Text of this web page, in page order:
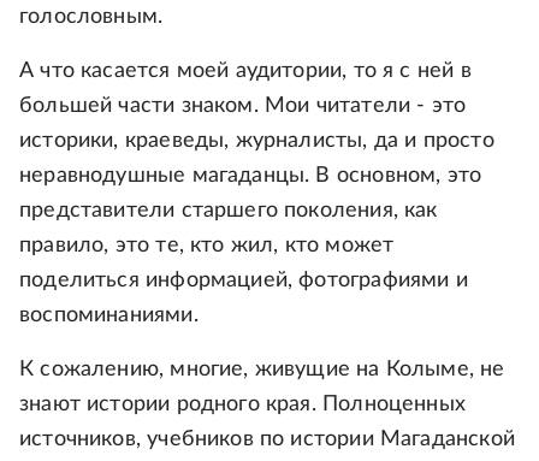
голословным.
А что касается моей аудитории, то я с ней в
большей части знаком. Мои читатели - это
историки, краеведы, журналисты, да и просто
неравнодушные магаданцы. В основном, это
представители старшего поколения, как
правило, это те, кто жил, кто может
поделиться информацией, фотографиями и
воспоминаниями.
К сожалению, многие, живущие на Колыме, не
знают истории родного края. Полноценных
источников, учебников по истории Магаданской